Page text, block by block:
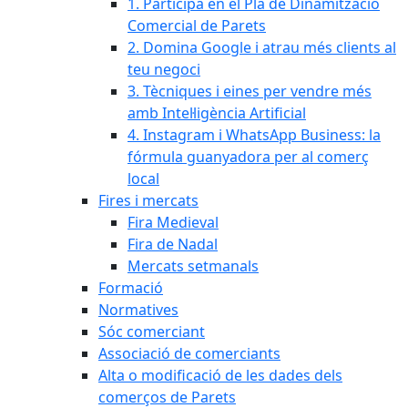
Comercial de Parets
2. Domina Google i atrau més clients al
teu negoci
3. Tècniques i eines per vendre més
amb Intel·ligència Artificial
4. Instagram i WhatsApp Business: la
fórmula guanyadora per al comerç
local
Fires i mercats
Fira Medieval
Fira de Nadal
Mercats setmanals
Formació
Normatives
Sóc comerciant
Associació de comerciants
Alta o modificació de les dades dels
comerços de Parets